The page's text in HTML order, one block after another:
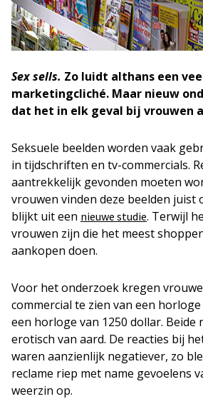
Sex sells. Zo luidt althans een
marketingcliché. Maar nieuw
dat het in elk geval bij vrouwen
Seksuele beelden worden vaak
in tijdschriften en tv-commercials.
aantrekkelijk gevonden moeten
vrouwen vinden deze beelden juist
blijkt uit een nieuwe studie. Terwijl
vrouwen zijn die het meest
aankopen doen.
Voor het onderzoek kregen
commercial te zien van een
een horloge van 1250 dollar. Beide
erotisch van aard. De reacties bij
waren aanzienlijk negatiever, zo
reclame riep met name gevoelens
weerzin op.